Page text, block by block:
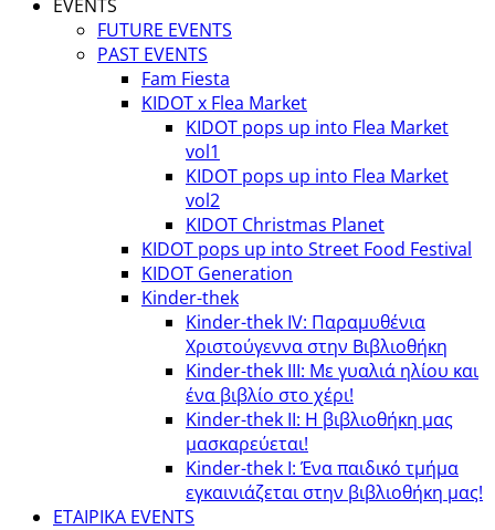
EVENTS
FUTURE EVENTS
PAST EVENTS
Fam Fiesta
KIDOT x Flea Market
KIDOT pops up into Flea Market
vol1
KIDOT pops up into Flea Market
vol2
KIDOT Christmas Planet
KIDOT pops up into Street Food Festival
KIDOT Generation
Kinder-thek
Kinder-thek IV: Παραμυθένια
Χριστούγεννα στην Βιβλιοθήκη
Κinder-thek III: Με γυαλιά ηλίου και
ένα βιβλίο στο χέρι!
Κinder-thek II: Η βιβλιοθήκη μας
μασκαρεύεται!
Κinder-thek I: Ένα παιδικό τμήμα
εγκαινιάζεται στην βιβλιοθήκη μας!
ΕΤΑΙΡΙΚΑ EVENTS